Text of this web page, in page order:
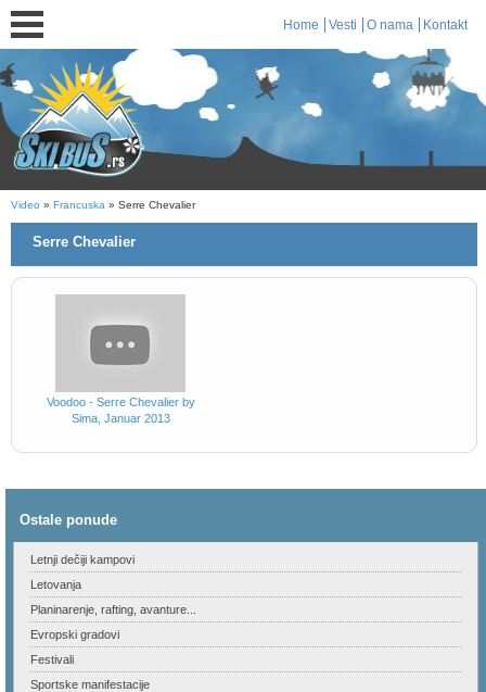
Home Vesti O nama Kontakt
Video » Francuska » Serre Chevalier
Serre Chevalier
Voodoo - Serre Chevalier by
Sima, Januar 2013
Ostale ponude
Letnji dečiji kampovi
Letovanja
Planinarenje, rafting, avanture...
Evropski gradovi
Festivali
Sportske manifestacije